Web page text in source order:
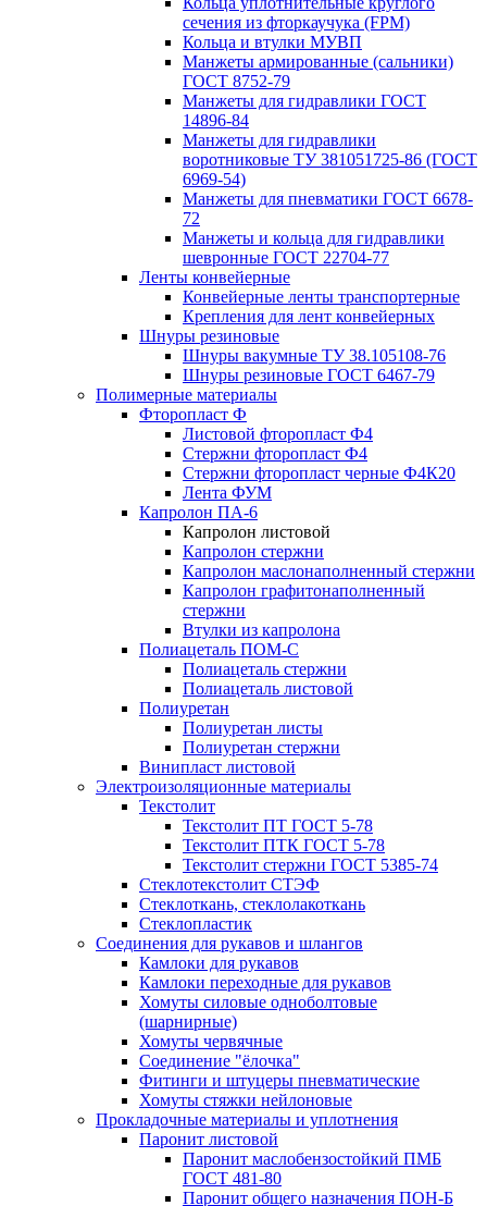
сечения из фторкаучука (FPM)
Кольца и втулки МУВП
Манжеты армированные (сальники)
ГОСТ 8752-79
Манжеты для гидравлики ГОСТ
14896-84
Манжеты для гидравлики
воротниковые ТУ 381051725-86 (ГОСТ
6969-54)
Манжеты для пневматики ГОСТ 6678-
72
Манжеты и кольца для гидравлики
шевронные ГОСТ 22704-77
Ленты конвейерные
Конвейерные ленты транспортерные
Крепления для лент конвейерных
Шнуры резиновые
Шнуры вакумные ТУ 38.105108-76
Шнуры резиновые ГОСТ 6467-79
Полимерные материалы
Фторопласт Ф
Листовой фторопласт Ф4
Стержни фторопласт Ф4
Стержни фторопласт черные Ф4К20
Лента ФУМ
Капролон ПА-6
Капролон листовой
Капролон стержни
Капролон маслонаполненный стержни
Капролон графитонаполненный
стержни
Втулки из капролона
Полиацеталь ПОМ-С
Полиацеталь стержни
Полиацеталь листовой
Полиуретан
Полиуретан листы
Полиуретан стержни
Винипласт листовой
Электроизоляционные материалы
Текстолит
Текстолит ПТ ГОСТ 5-78
Текстолит ПТК ГОСТ 5-78
Текстолит стержни ГОСТ 5385-74
Стеклотекстолит СТЭФ
Стеклоткань, стеклолакоткань
Стеклопластик
Соединения для рукавов и шлангов
Камлоки для рукавов
Камлоки переходные для рукавов
Хомуты силовые одноболтовые
(шарнирные)
Хомуты червячные
Соединение "ёлочка"
Фитинги и штуцеры пневматические
Хомуты стяжки нейлоновые
Прокладочные материалы и уплотнения
Паронит листовой
Паронит маслобензостойкий ПМБ
ГОСТ 481-80
Паронит общего назначения ПОН-Б